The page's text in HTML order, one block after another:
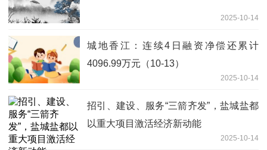
2025-10-14
城地香江：连续4日融资净偿还累计
4096.99万元（10-13）
2025-10-14
招引、建设、服务“三箭齐发”，盐城盐都
以重大项目激活经济新动能
2025-10-14